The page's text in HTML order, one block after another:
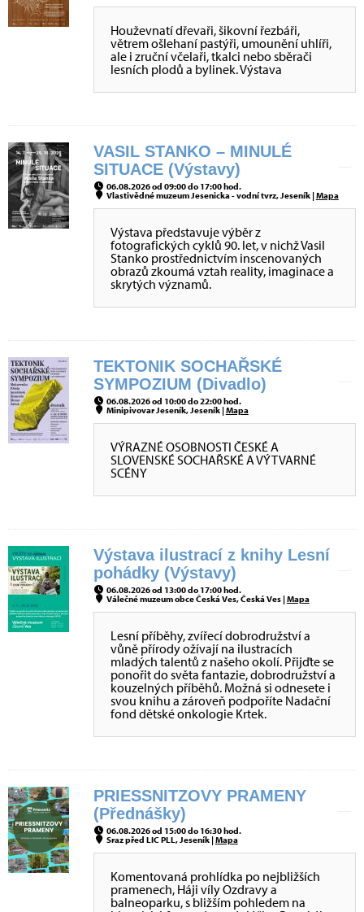
Houževnatí dřevaři, šikovní řezbáři,
větrem ošlehaní pastýři, umounění uhlíři,
ale i zruční včelaři, tkalci nebo sběrači
lesních plodů a bylinek. Výstava
VASIL STANKO – MINULÉ
SITUACE (Výstavy)
06.08.2026 od 09:00 do 17:00 hod.
Vlastivědné muzeum Jesenicka - vodní tvrz, Jeseník |Mapa
Výstava představuje výběr z
fotografických cyklů 90. let, v nichž Vasil
Stanko prostřednictvím inscenovaných
obrazů zkoumá vztah reality, imaginace a
skrytých významů.
TEKTONIK SOCHAŘSKÉ
SYMPOZIUM (Divadlo)
06.08.2026 od 10:00 do 22:00 hod.
Minipivovar Jeseník, Jeseník |Mapa
VÝRAZNÉ OSOBNOSTI ČESKÉ A
SLOVENSKÉ SOCHAŘSKÉ A VÝTVARNÉ
SCÉNY
Výstava ilustrací z knihy Lesní
pohádky (Výstavy)
06.08.2026 od 13:00 do 17:00 hod.
Válečné muzeum obce Česká Ves, Česká Ves |Mapa
Lesní příběhy, zvířecí dobrodružství a
vůně přírody ožívají na ilustracích
mladých talentů z našeho okolí. Přijďte se
ponořit do světa fantazie, dobrodružství a
kouzelných příběhů. Možná si odnesete i
svou knihu a zároveň podpoříte Nadační
fond dětské onkologie Krtek.
PRIESSNITZOVY PRAMENY
(Přednášky)
06.08.2026 od 15:00 do 16:30 hod.
Sraz před LIC PLL, Jeseník |Mapa
Komentovaná prohlídka po nejbližších
pramenech, Háji víly Ozdravy a
balneoparku, s bližším pohledem na